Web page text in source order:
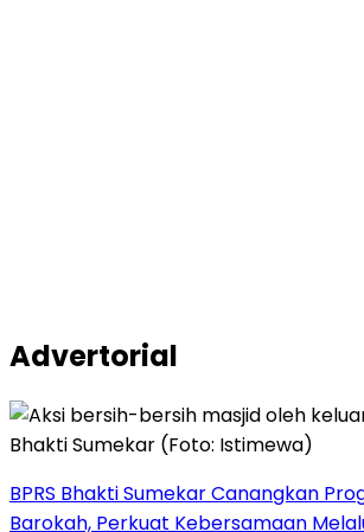
Advertorial
BPRS Bhakti Sumekar Canangkan
Barokah, Perkuat Kebersamaan